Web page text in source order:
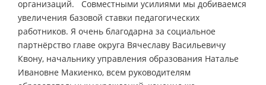
организаций. Совместными усилиями мы добиваемся
увеличения базовой ставки педагогических
работников. Я очень благодарна за социальное
партнёрство главе округа Вячеславу Васильевичу
Квону, начальнику управления образования Наталье
Ивановне Макиенко, всем руководителям